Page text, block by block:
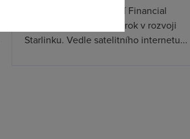
SpaceX podle informací Financial
Times připravuje další krok v rozvoji
Starlinku. Vedle satelitního internetu...